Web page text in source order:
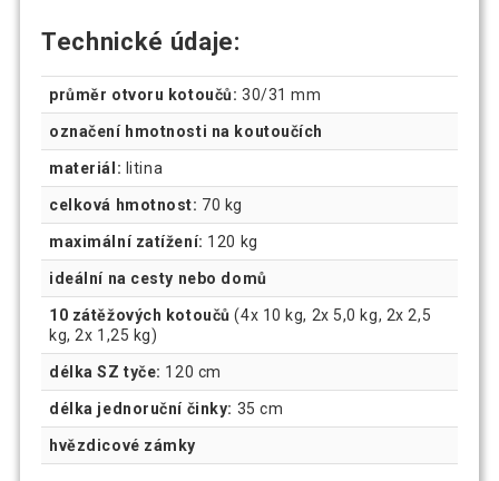
Technické údaje:
průměr otvoru kotoučů: 30/31 mm
označení hmotnosti na koutoučích
materiál: litina
celková hmotnost: 70 kg
maximální zatížení: 120 kg
ideální na cesty nebo domů
10 zátěžových kotoučů (4x 10 kg, 2x 5,0 kg, 2x 2,5
kg, 2x 1,25 kg)
délka SZ tyče: 120 cm
délka jednoruční činky: 35 cm
hvězdicové zámky